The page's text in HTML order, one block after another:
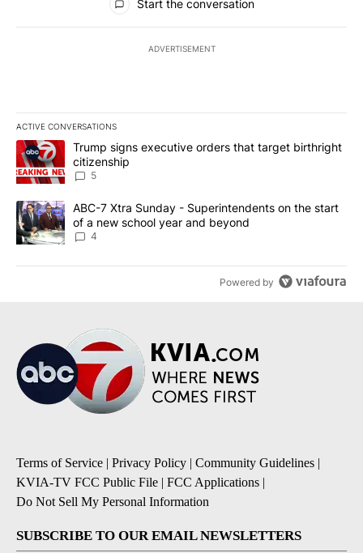
Start the conversation
ADVERTISEMENT
ACTIVE CONVERSATIONS
The following is a list of the most commented articles in the last
A trending article titled "Trump signs executive orders that
Trump signs executive orders that target birthright
citizenship
5
A trending article titled "ABC-7 Xtra Sunday - Superintendents
ABC-7 Xtra Sunday - Superintendents on the start
of a new school year and beyond
4
Powered by
Terms of Service | Privacy Policy | Community Guidelines |
KVIA-TV FCC Public File | FCC Applications |
Do Not Sell My Personal Information
SUBSCRIBE TO OUR EMAIL NEWSLETTERS